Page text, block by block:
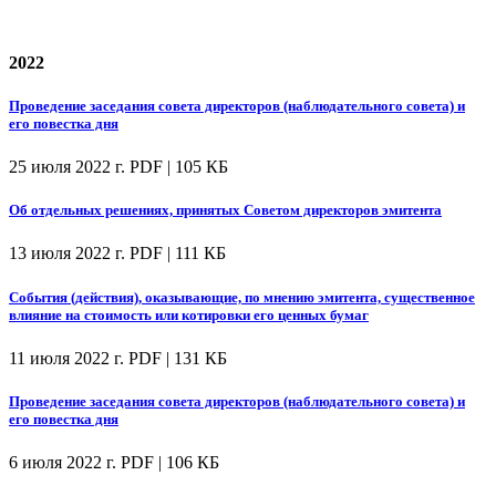
2022
Проведение заседания совета директоров (наблюдательного совета) и
его повестка дня
25 июля 2022 г. PDF | 105 КБ
Об отдельных решениях, принятых Советом директоров эмитента
13 июля 2022 г. PDF | 111 КБ
События (действия), оказывающие, по мнению эмитента, существенное
влияние на стоимость или котировки его ценных бумаг
11 июля 2022 г. PDF | 131 КБ
Проведение заседания совета директоров (наблюдательного совета) и
его повестка дня
6 июля 2022 г. PDF | 106 КБ